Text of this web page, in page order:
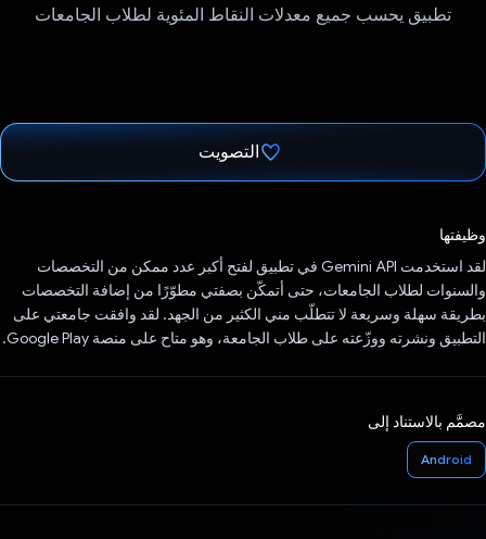
تطبيق يحسب جميع معدلات النقاط المئوية لطلاب الجامعات
التصويت
وظيفتها
لقد استخدمت Gemini API في تطبيق لفتح أكبر عدد ممكن من التخصصات
والسنوات لطلاب الجامعات، حتى أتمكّن بصفتي مطوّرًا من إضافة التخصصات
بطريقة سهلة وسريعة لا تتطلّب مني الكثير من الجهد. لقد وافقت جامعتي على
التطبيق ونشرته ووزّعته على طلاب الجامعة، وهو متاح على منصة Google Play.
مصمَّم بالاستناد إلى
Android